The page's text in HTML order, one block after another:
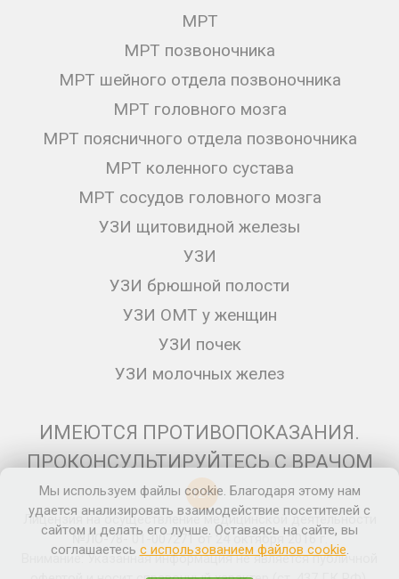
МРТ
МРТ позвоночника
МРТ шейного отдела позвоночника
МРТ головного мозга
МРТ поясничного отдела позвоночника
МРТ коленного сустава
МРТ сосудов головного мозга
УЗИ щитовидной железы
УЗИ
УЗИ брюшной полости
УЗИ ОМТ у женщин
УЗИ почек
УЗИ молочных желез
ИМЕЮТСЯ ПРОТИВОПОКАЗАНИЯ.
ПРОКОНСУЛЬТИРУЙТЕСЬ С ВРАЧОМ
12+
Лицензия на осуществление медицинской деятельности
№ЛО-78- 01-007271 от 24 октября 2016 г.
Внимание: Указанная информация не является публичной
Мы используем файлы cookie. Благодаря этому нам
удается анализировать взаимодействие посетителей с
сайтом и делать его лучше. Оставаясь на сайте, вы
соглашаетесь с использованием файлов cookie.